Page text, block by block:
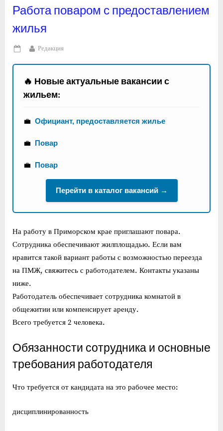
Работа поваром с предоставлением
жилья
Posted
on
By
Редакция
🔥 Новые актуальные вакансии с
жильем:
💼 Официант, предоставляется жилье
💼 Повар
💼 Повар
Перейти в каталог вакансий →
На работу в Приморском крае приглашают повара.
Сотрудника обеспечивают жилплощадью. Если вам
нравится такой вариант работы с возможностью переезда
на ПМЖ, свяжитесь с работодателем. Контакты указаны
ниже.
Работодатель обеспечивает сотрудника комнатой в
общежитии или компенсирует аренду.
Всего требуется 2 человека.
Обязанности сотрудника и основные
требования работодателя
Что требуется от кандидата на это рабочее место:
дисциплинированность